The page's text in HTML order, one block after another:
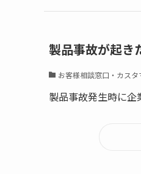
製品事故が起き
お客様相談窓口・カスタ
製品事故発生時に企